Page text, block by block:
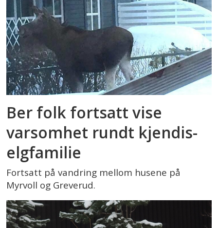
Ber folk fortsatt vise
varsomhet rundt kjendis-
elgfamilie
Fortsatt på vandring mellom husene på
Myrvoll og Greverud.